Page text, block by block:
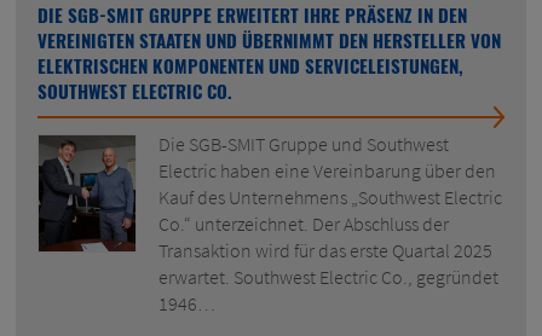
DIE SGB-SMIT GRUPPE ERWEITERT IHRE PRÄSENZ IN DEN
VEREINIGTEN STAATEN UND ÜBERNIMMT DEN HERSTELLER VON
ELEKTRISCHEN KOMPONENTEN UND SERVICELEISTUNGEN,
SOUTHWEST ELECTRIC CO.
Die SGB-SMIT Gruppe und Southwest
Electric haben eine Vereinbarung über den
Kauf des Unternehmens „Southwest Electric
Co.“ unterzeichnet. Der Abschluss der
Transaktion wird für das erste Quartal 2025
erwartet. Southwest Electric Co., gegründet
1946…